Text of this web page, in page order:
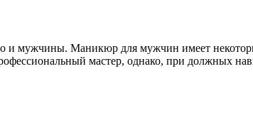
мужчины. Маникюр для мужчин имеет
мастер, однако, при должных